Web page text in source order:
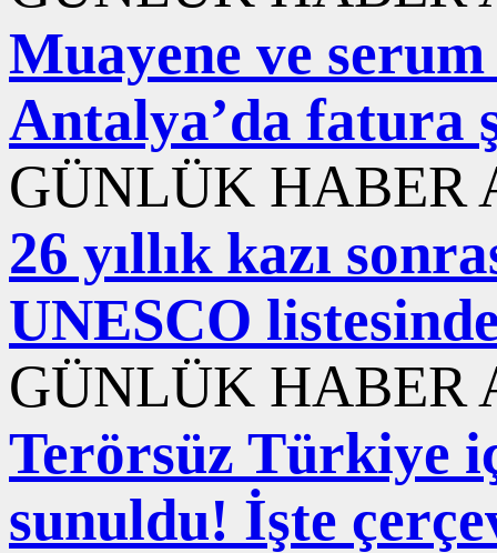
Muayene ve
Antalya’da fatura
GÜNLÜK HABER
26 yıllık kazı
UNESCO
GÜNLÜK HABER
Terörsüz Türkiye
sunuldu! İşte